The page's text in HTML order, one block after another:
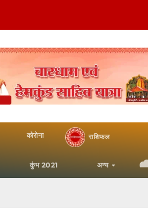
कोरोना राशिफल
कुंभ 2021 अन्य